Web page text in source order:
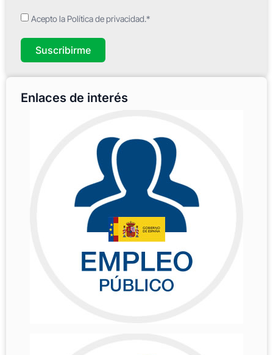
Acepto la Política de privacidad.*
Suscribirme
Enlaces de interés